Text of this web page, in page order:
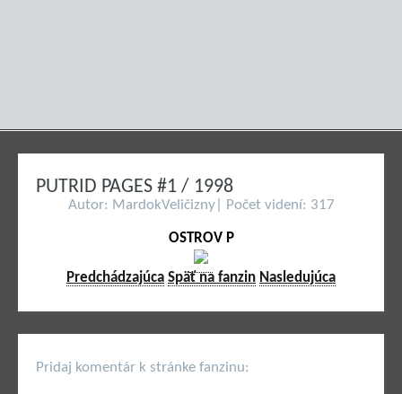
PUTRID PAGES #1 / 1998
Autor: MardokVeličizny| Počet videní: 317
OSTROV P
Predchádzajúca Späť na fanzin Nasledujúca
Pridaj komentár k stránke fanzinu: